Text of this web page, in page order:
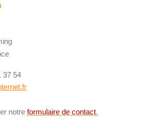
37 54
notre formulaire de contact.